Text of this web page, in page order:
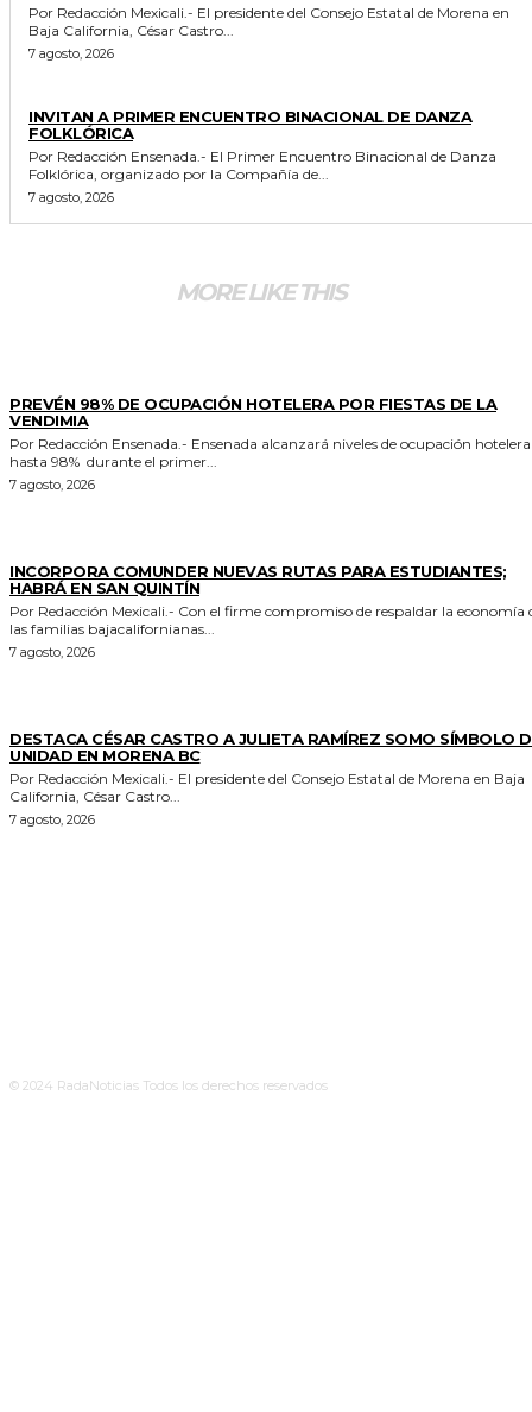
Por Redacción Mexicali.- El presidente del Consejo Estatal de Morena en
Baja California, César Castro...
7 agosto, 2026
INVITAN A PRIMER ENCUENTRO BINACIONAL DE DANZA
FOLKLÓRICA
Por Redacción Ensenada.- El Primer Encuentro Binacional de Danza
Folklórica, organizado por la Compañía de...
7 agosto, 2026
MORE LIKE THIS
PREVÉN 98% DE OCUPACIÓN HOTELERA POR FIESTAS DE LA
VENDIMIA
Por Redacción Ensenada.- Ensenada alcanzará niveles de ocupación hotelera de
hasta 98% durante el primer...
7 agosto, 2026
INCORPORA COMUNDER NUEVAS RUTAS PARA ESTUDIANTES;
HABRÁ EN SAN QUINTÍN
Por Redacción Mexicali.- Con el firme compromiso de respaldar la economía de
las familias bajacalifornianas...
7 agosto, 2026
DESTACA CÉSAR CASTRO A JULIETA RAMÍREZ SOMO SÍMBOLO
UNIDAD EN MORENA BC
Por Redacción Mexicali.- El presidente del Consejo Estatal de Morena en Baja
California, César Castro...
7 agosto, 2026
© 2024 RadaNoticias Todos los derechos reservados